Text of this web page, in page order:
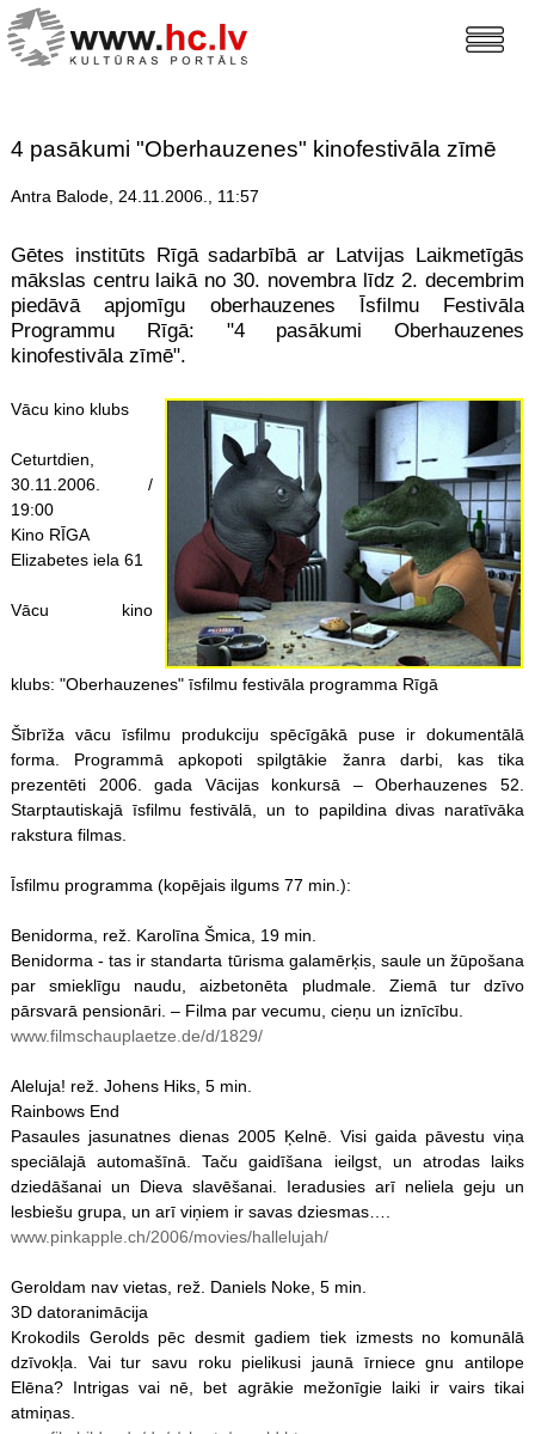
4 pasākumi "Oberhauzenes" kinofestivāla zīmē
Antra Balode, 24.11.2006., 11:57
Gētes institūts Rīgā sadarbībā ar Latvijas Laikmetīgās
mākslas centru laikā no 30. novembra līdz 2. decembrim
piedāvā apjomīgu oberhauzenes Īsfilmu Festivāla
Programmu Rīgā: "4 pasākumi Oberhauzenes
kinofestivāla zīmē".
Vācu kino klubs
Ceturtdien,
30.11.2006. /
19:00
Kino RĪGA
Elizabetes iela 61
Vācu kino
klubs: "Oberhauzenes" īsfilmu festivāla programma Rīgā
Šībrīža vācu īsfilmu produkciju spēcīgākā puse ir dokumentālā
forma. Programmā apkopoti spilgtākie žanra darbi, kas tika
prezentēti 2006. gada Vācijas konkursā – Oberhauzenes 52.
Starptautiskajā īsfilmu festivālā, un to papildina divas naratīvāka
rakstura filmas.
Īsfilmu programma (kopējais ilgums 77 min.):
Benidorma, rež. Karolīna Šmica, 19 min.
Benidorma - tas ir standarta tūrisma galamērķis, saule un žūpošana
par smieklīgu naudu, aizbetonēta pludmale. Ziemā tur dzīvo
pārsvarā pensionāri. – Filma par vecumu, cieņu un iznīcību.
www.filmschauplaetze.de/d/1829/
Aleluja! rež. Johens Hiks, 5 min.
Rainbows End
Pasaules jasunatnes dienas 2005 Ķelnē. Visi gaida pāvestu viņa
speciālajā automašīnā. Taču gaidīšana ieilgst, un atrodas laiks
dziedāšanai un Dieva slavēšanai. Ieradusies arī neliela geju un
lesbiešu grupa, un arī viņiem ir savas dziesmas….
www.pinkapple.ch/2006/movies/hallelujah/
Geroldam nav vietas, rež. Daniels Noke, 5 min.
3D datoranimācija
Krokodils Gerolds pēc desmit gadiem tiek izmests no komunālā
dzīvokļa. Vai tur savu roku pielikusi jaunā īrniece gnu antilope
Elēna? Intrigas vai nē, bet agrākie mežonīgie laiki ir vairs tikai
atmiņas.